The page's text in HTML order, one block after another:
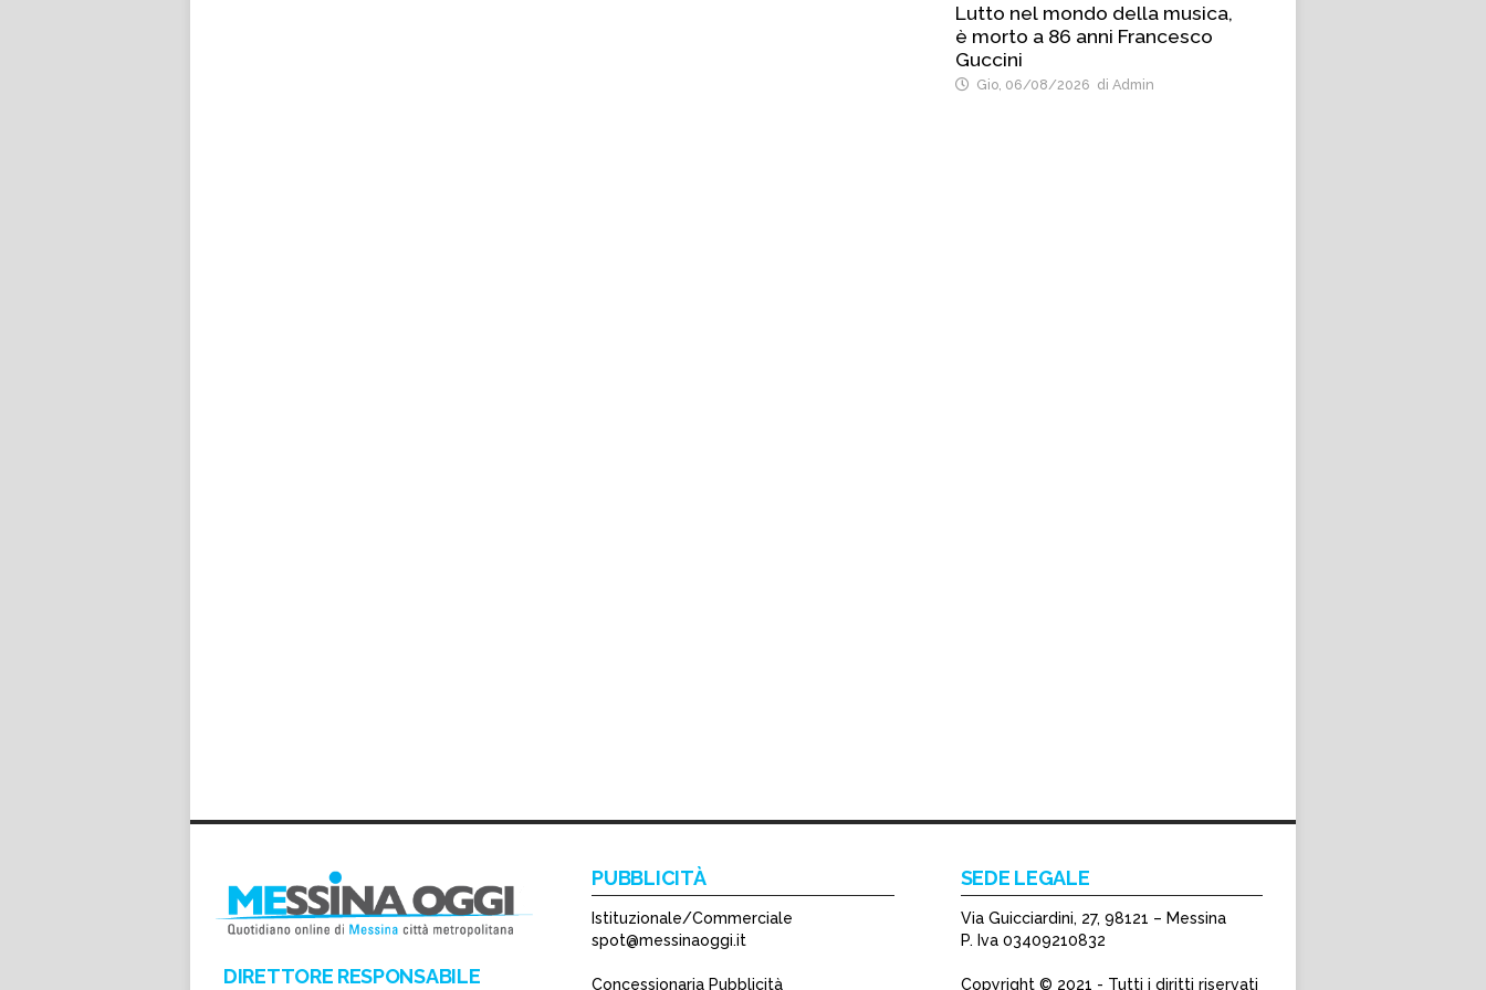
Lutto nel mondo della musica,
è morto a 86 anni Francesco
Guccini
Gio, 06/08/2026 di Admin
DIRETTORE RESPONSABILE
PUBBLICITÀ
Istituzionale/Commerciale
spot@messinaoggi.it
Concessionaria Pubblicità
SEDE LEGALE
Via Guicciardini, 27, 98121 – Messina
P. Iva 03409210832
Copyright © 2021 - Tutti i diritti riservati